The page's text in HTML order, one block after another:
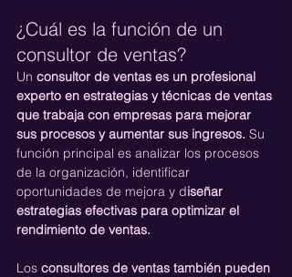
¿Cuál es la función de un
consultor de ventas?
Un consultor de ventas es un profesional
experto en estrategias y técnicas de ventas
que trabaja con empresas para mejorar
sus procesos y aumentar sus ingresos. Su
función principal es analizar los procesos
de la organización, identificar
oportunidades de mejora y diseñar
estrategias efectivas para optimizar el
rendimiento de ventas.
Los consultores de ventas también pueden